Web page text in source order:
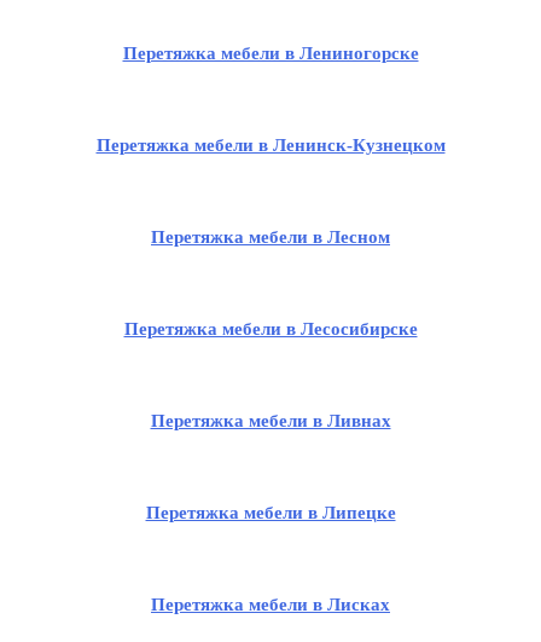
Перетяжка мебели в Лениногорске
Перетяжка мебели в Ленинск-Кузнецком
Перетяжка мебели в Лесном
Перетяжка мебели в Лесосибирске
Перетяжка мебели в Ливнах
Перетяжка мебели в Липецке
Перетяжка мебели в Лисках